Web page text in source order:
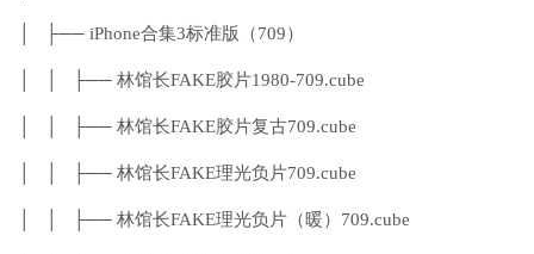
│ ├── iPhone合集3标准版（709）
│ │ ├── 林馆长FAKE胶片1980-709.cube
│ │ ├── 林馆长FAKE胶片复古709.cube
│ │ ├── 林馆长FAKE理光负片709.cube
│ │ ├── 林馆长FAKE理光负片（暖）709.cube